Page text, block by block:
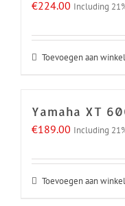
€224.00 Including
Toevoegen aan
Yamaha XT
€189.00 Including
Toevoegen aan